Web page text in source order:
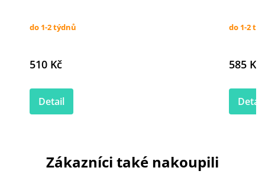
do 1-2 týdnů
510 Kč
Detail
do 1-2
585 Kč
Detail
Zákazníci také nakoupili